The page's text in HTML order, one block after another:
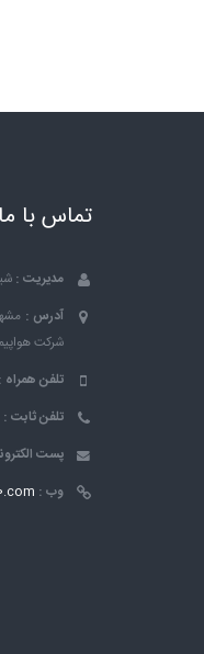
تماس با ما
مدیریت :
آدرس :
شرکت
تلفن همراه :
تلفن ثابت :
پست
وب :